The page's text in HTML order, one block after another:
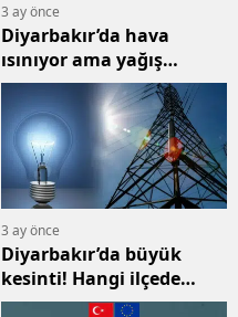
3 ay önce
Diyarbakır’da hava
ısınıyor ama yağış
sürprizi! İlçe ilçe kritik
uyarı
3 ay önce
Diyarbakır’da büyük
kesinti! Hangi ilçede
elektrik ne zaman yok?